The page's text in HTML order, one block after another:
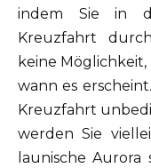
indem Sie in
Kreuzfahrt
keine
wann es
Kreuzfahrt
werden Sie
launische